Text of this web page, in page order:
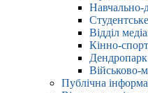
Навчально-
Відділ
Кінно-
Дендропарк
Військово-
Публічна